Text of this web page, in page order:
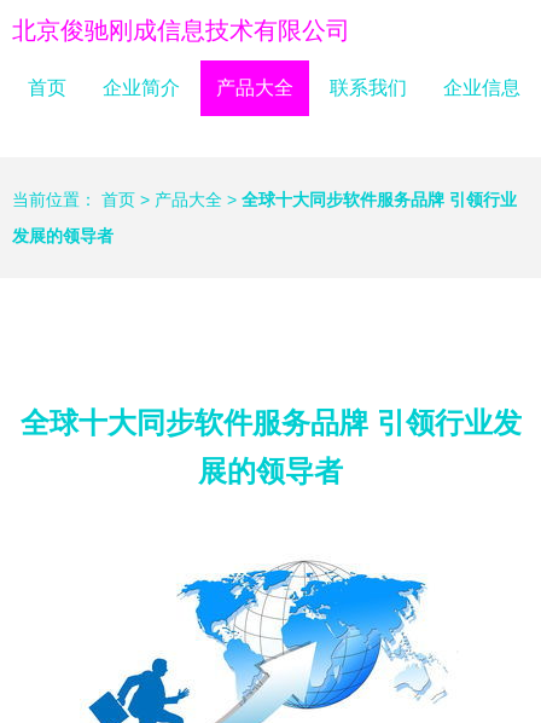
北京俊驰刚成信息技术有限公司
首页 企业简介 产品大全 联系我们 企业信息
当前位置： 首页 > 产品大全 > 全球十大同步软件服务品牌 引领行业
发展的领导者
全球十大同步软件服务品牌 引领行业发
展的领导者